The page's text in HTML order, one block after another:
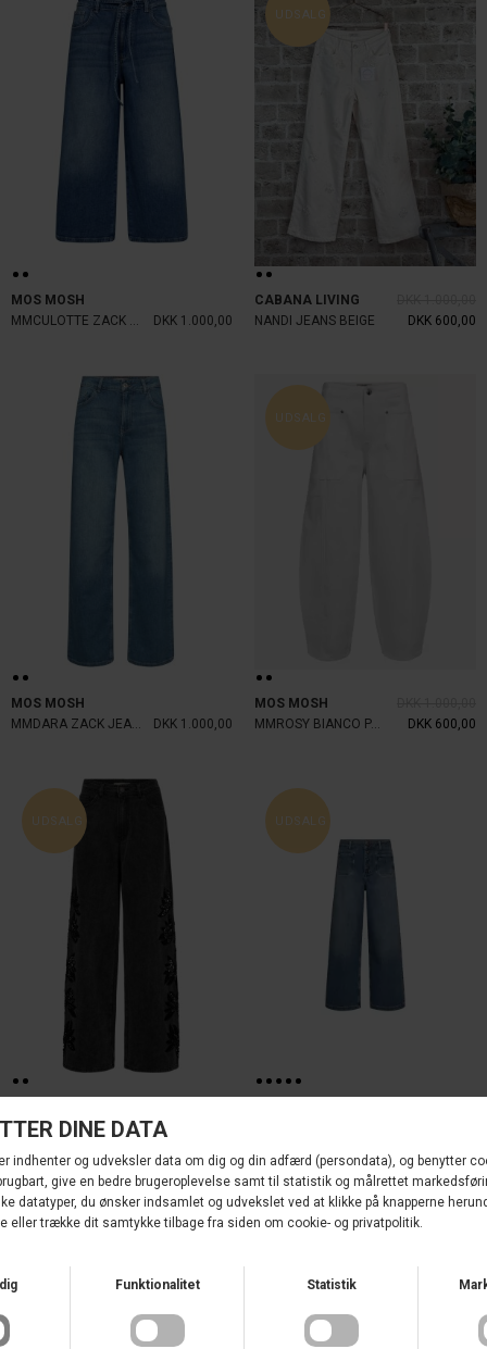
MOS MOSH
MMCULOTTE ZACK JEANS BLUE
DKK 1.000,00
UDSALG
CABANA LIVING
NANDI JEANS BEIGE
DKK 600,00
MOS MOSH
MMDARA ZACK JEANS BLUE
DKK 1.000,00
UDSALG
MOS MOSH
MMROSY BIANCO PANT WHITE
DKK 600,00
UDSALG
COSIMAGO JEANS BLACK WASHED
DKK 660,00
UDSALG
UDSALG UDSALG